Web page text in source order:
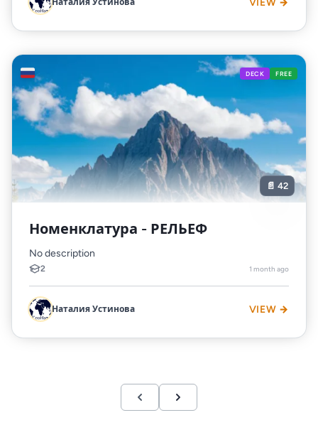
VIEW →
🇷🇺 DECK FREE
📄 42
Номенклатура - РЕЛЬЕФ
No description
2 1 month ago
Наталия Устинова VIEW →